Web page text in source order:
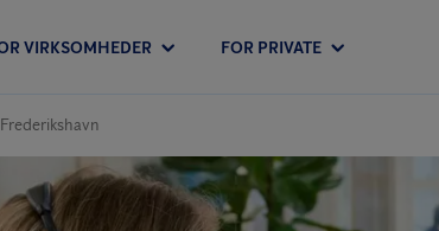
VIRKSOMHEDER FOR PRIVATE